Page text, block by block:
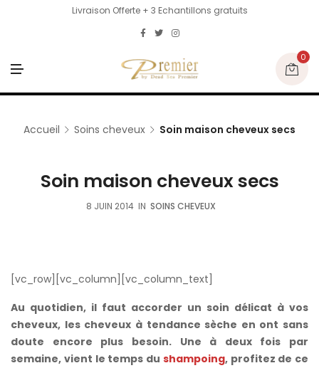
Livraison Offerte + 3 Echantillons gratuits
N
U
0
Accueil Soins cheveux Soin maison cheveux secs
Soin maison cheveux secs
8 JUIN 2014 IN SOINS CHEVEUX
[vc_row][vc_column][vc_column_text]
Au quotidien, il faut accorder un soin délicat à vos
cheveux, les cheveux à tendance sèche en ont sans
doute encore plus besoin. Une à deux fois par
semaine, vient le temps du shampoing, profitez de ce